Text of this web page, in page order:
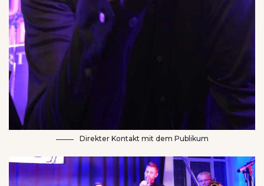
Direkter Kontakt mit dem Publikum